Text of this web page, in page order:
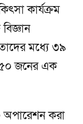
কার্যক্রম
মধ্যে ৩৯
জনের এক
অপারেশন করা